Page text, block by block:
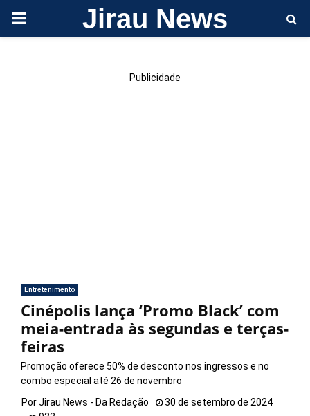
PRIMARY Jirau News
Publicidade
Entretenimento
Cinépolis lança ‘Promo Black’ com
meia-entrada às segundas e terças-
feiras
Promoção oferece 50% de desconto nos ingressos e no
combo especial até 26 de novembro
PorJirau News - Da Redação
30 de setembro de 2024